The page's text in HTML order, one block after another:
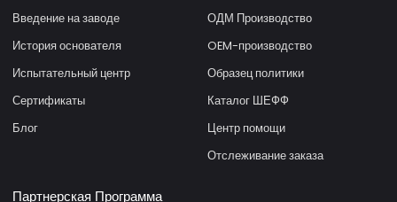
Введение на заводе
История основателя
Испытательный центр
Сертификаты
Блог
ОДМ Производство
OEM-производство
Образец политики
Каталог ШЕФФ
Центр помощи
Отслеживание заказа
Партнерская Программа